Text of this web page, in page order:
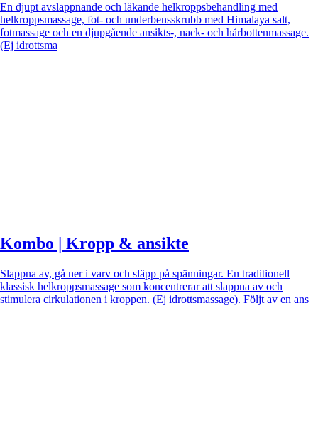
En djupt avslappnande och läkande helkroppsbehandling med
helkroppsmassage, fot- och underbensskrubb med Himalaya salt,
fotmassage och en djupgående ansikts-, nack- och hårbottenmassage.
(Ej idrottsma
Kombo | Kropp & ansikte
Slappna av, gå ner i varv och släpp på spänningar. En traditionell
klassisk helkroppsmassage som koncentrerar att slappna av och
stimulera cirkulationen i kroppen. (Ej idrottsmassage). Följt av en ans